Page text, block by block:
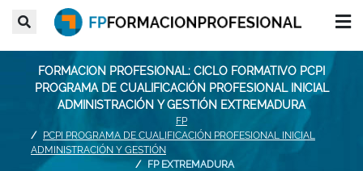
FORMACION PROFESIONAL: CICLO FORMATIVO PCPI
PROGRAMA DE CUALIFICACIÓN PROFESIONAL INICIAL
ADMINISTRACIÓN Y GESTIÓN EXTREMADURA
FP
PCPI PROGRAMA DE CUALIFICACIÓN PROFESIONAL INICIAL
ADMINISTRACIÓN Y GESTIÓN
FP EXTREMADURA